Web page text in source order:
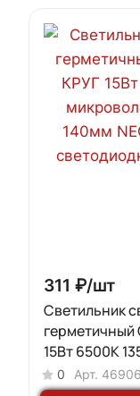
311 ₽/шт
Светильник
15Вт 6500К
датчиком IP65
0 Арт.